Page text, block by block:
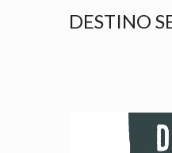
DESTINO